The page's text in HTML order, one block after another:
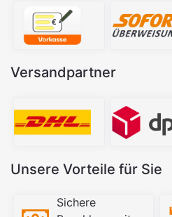
Versandpartner
Unsere Vorteile für Sie
Sichere